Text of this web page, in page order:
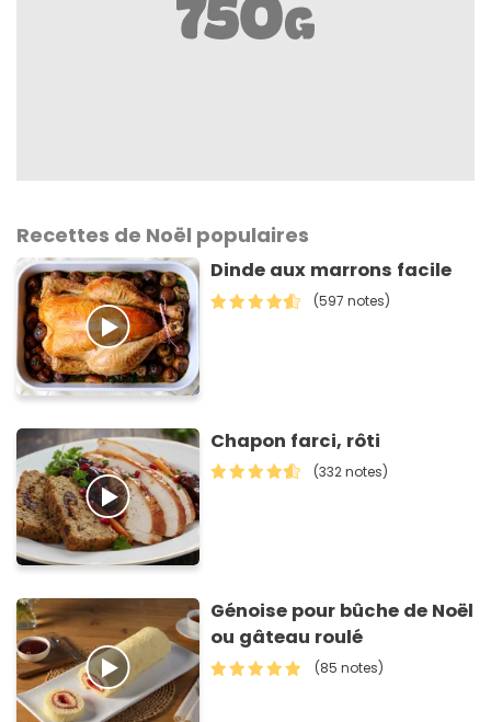
Recettes de Noël populaires
Dinde aux marrons facile
(597 notes)
Chapon farci, rôti
(332 notes)
Génoise pour bûche de Noël
ou gâteau roulé
(85 notes)